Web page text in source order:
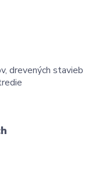
drevených stavieb